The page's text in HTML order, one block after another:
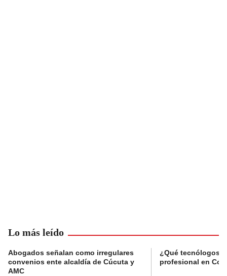
Lo más leído
Abogados señalan como irregulares
convenios ente alcaldía de Cúcuta y
AMC
¿Qué tecnólogos
profesional en